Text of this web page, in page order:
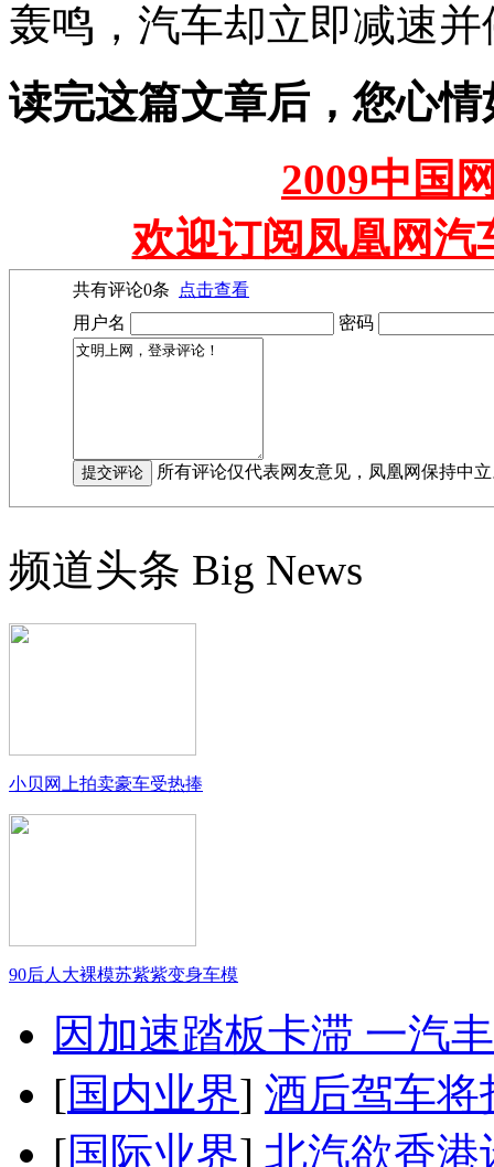
轰鸣，汽车却立即减速
读完这篇文章后，您心情
2009中国
欢迎订阅凤凰网汽
共有评论0条
点击查看
用户名
密码
所有评论仅代表网友意见，凤凰网保持中
频道头条 Big News
小贝网上拍卖豪车受热捧
90后人大裸模苏紫紫变身车模
因加速踏板卡滞 一汽
[国内业界] 酒后驾车将
[国际业界] 北汽欲香港